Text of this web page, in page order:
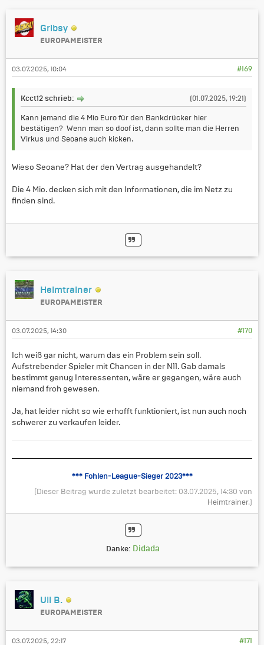
Gribsy
EUROPAMEISTER
#169
03.07.2025, 10:04
(01.07.2025, 19:21)
Kcct12 schrieb:
Kann jemand die 4 Mio Euro für den Bankdrücker hier
bestätigen? Wenn man so doof ist, dann sollte man die Herren
Virkus und Seoane auch kicken.
Wieso Seoane? Hat der den Vertrag ausgehandelt?
Die 4 Mio. decken sich mit den Informationen, die im Netz zu
finden sind.
Heimtrainer
EUROPAMEISTER
#170
03.07.2025, 14:30
Ich weiß gar nicht, warum das ein Problem sein soll.
Aufstrebender Spieler mit Chancen in der N11. Gab damals
bestimmt genug Interessenten, wäre er gegangen, wäre auch
niemand froh gewesen.
Ja, hat leider nicht so wie erhofft funktioniert, ist nun auch noch
schwerer zu verkaufen leider.
*** Fohlen-League-Sieger 2023***
(Dieser Beitrag wurde zuletzt bearbeitet: 03.07.2025, 14:30 von
Heimtrainer.)
Danke: Didada
Uli B.
EUROPAMEISTER
#171
03.07.2025, 22:17